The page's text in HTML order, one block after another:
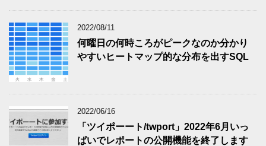
2022/08/11
何曜日の何時ころがピークなのか分かり
やすいヒートマップ的な分布を出すSQL
2022/06/16
「ツイポーート/twport」2022年6月いっ
ぱいでレポートの公開機能を終了します